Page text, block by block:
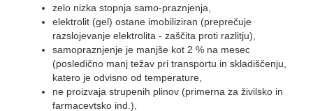
zelo nizka stopnja samo-praznjenja,
elektrolit (gel) ostane imobiliziran (preprečuje
razslojevanje elektrolita - zaščita proti razlitju),
samopraznjenje je manjše kot 2 % na mesec
(posledično manj težav pri transportu in skladiščenju,
katero je odvisno od temperature,
ne proizvaja strupenih plinov (primerna za živilsko in
farmacevtsko ind.),